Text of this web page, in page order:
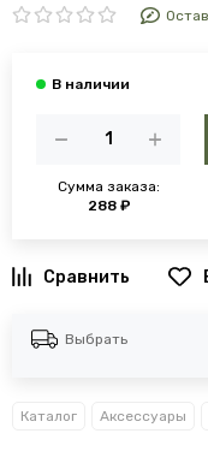
Сумма заказа:
288 ₽
Выбрать
Каталог Аксессуары